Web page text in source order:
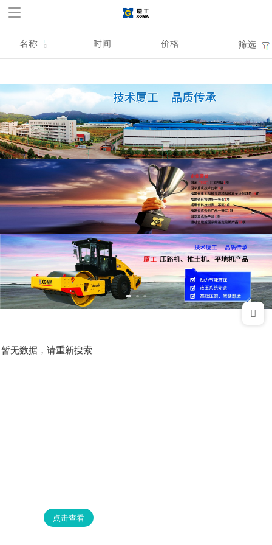
华体会官方网站,华体会
huatihui(中国)
名称 时间 价格 筛选
暂无数据，请重新搜索
点击查看